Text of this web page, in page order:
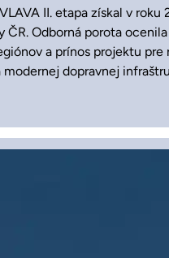
II. etapa získal v
Odborná porota
a prínos projektu pre
dopravnej